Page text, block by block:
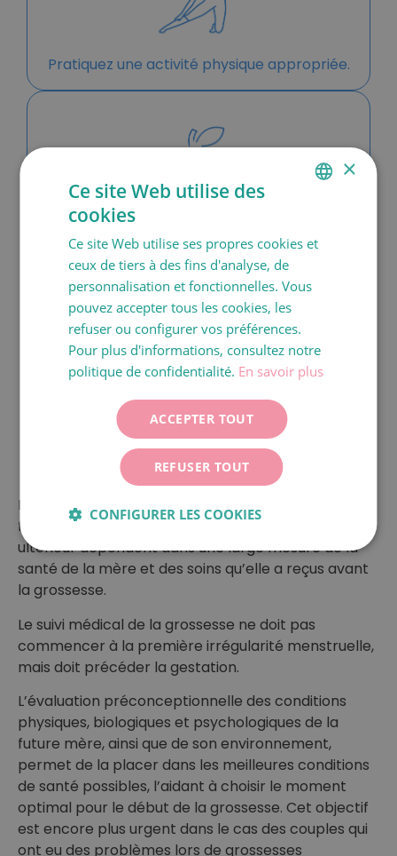
Pratiquez une activité physique appropriée.
Surveillez votre poids et votre alimentation.
Prenez rendez-vous avec nous.
Le bon déroulement de la grossesse, la santé du
fœtus et du nouveau-né et son développement
ultérieur dépendent dans une large mesure de la
santé de la mère et des soins qu’elle a reçus avant
la grossesse.
Le suivi médical de la grossesse ne doit pas
commencer à la première irrégularité menstruelle,
mais doit précéder la gestation.
L’évaluation préconceptionnelle des conditions
physiques, biologiques et psychologiques de la
future mère, ainsi que de son environnement,
permet de la placer dans les meilleures conditions
de santé possibles, l’aidant à choisir le moment
optimal pour le début de la grossesse. Cet objectif
est encore plus urgent dans le cas des couples qui
ont eu des problèmes lors de grossesses
CATALÀ
ITALIANO
DEUTSCH
×
Ce site Web utilise des
cookies
Ce site Web utilise ses propres cookies et
ceux de tiers à des fins d'analyse, de
personnalisation et fonctionnelles. Vous
pouvez accepter tous les cookies, les
refuser ou configurer vos préférences.
Pour plus d'informations, consultez notre
politique de confidentialité. En savoir plus
ACCEPTER TOUT
REFUSER TOUT
CONFIGURER LES COOKIES